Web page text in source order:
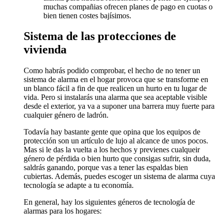
muchas compañias ofrecen planes de pago en cuotas o
bien tienen costes bajísimos.
Sistema de las protecciones de
vivienda
Como habrás podido comprobar, el hecho de no tener un
sistema de alarma en el hogar provoca que se transforme en
un blanco fácil a fin de que realicen un hurto en tu lugar de
vida. Pero si instalarás una alarma que sea aceptable visible
desde el exterior, ya va a suponer una barrera muy fuerte para
cualquier género de ladrón.
Todavía hay bastante gente que opina que los equipos de
protección son un artículo de lujo al alcance de unos pocos.
Mas si le das la vuelta a los hechos y previenes cualqueir
género de pérdida o bien hurto que consigas sufrir, sin duda,
saldrás ganando, porque vas a tener las espaldas bien
cubiertas. Además, puedes escoger un sistema de alarma cuya
tecnología se adapte a tu economía.
En general, hay los siguientes géneros de tecnología de
alarmas para los hogares: